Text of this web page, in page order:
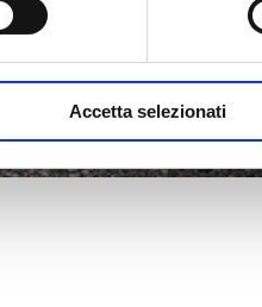
Accetta selezionati